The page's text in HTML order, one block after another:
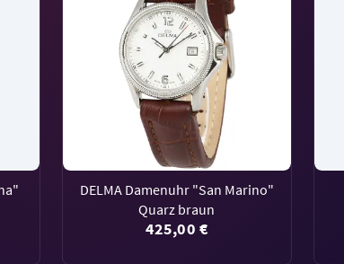
DELMA Damenuhr "San Marino"
Quarz braun
425,00 €